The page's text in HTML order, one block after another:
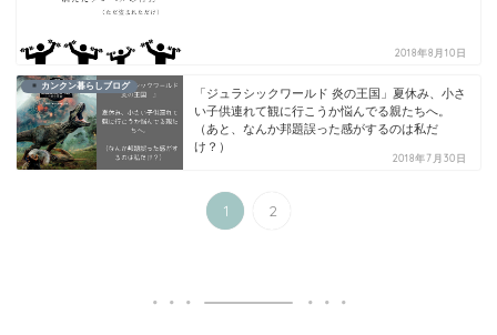
2018年8月10日
カンクン暮らしブログ
「ジュラシックワールド 炎の王国」夏休み、小さ
い子供連れて観に行こうか悩んでる親たちへ。
（あと、なんか邦題誤った感がするのは私だ
け？）
2018年7月30日
1 2